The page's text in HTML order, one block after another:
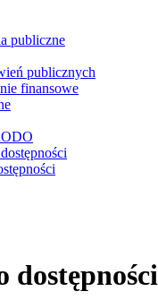
publiczne
publicznych
finansowe
dostępności